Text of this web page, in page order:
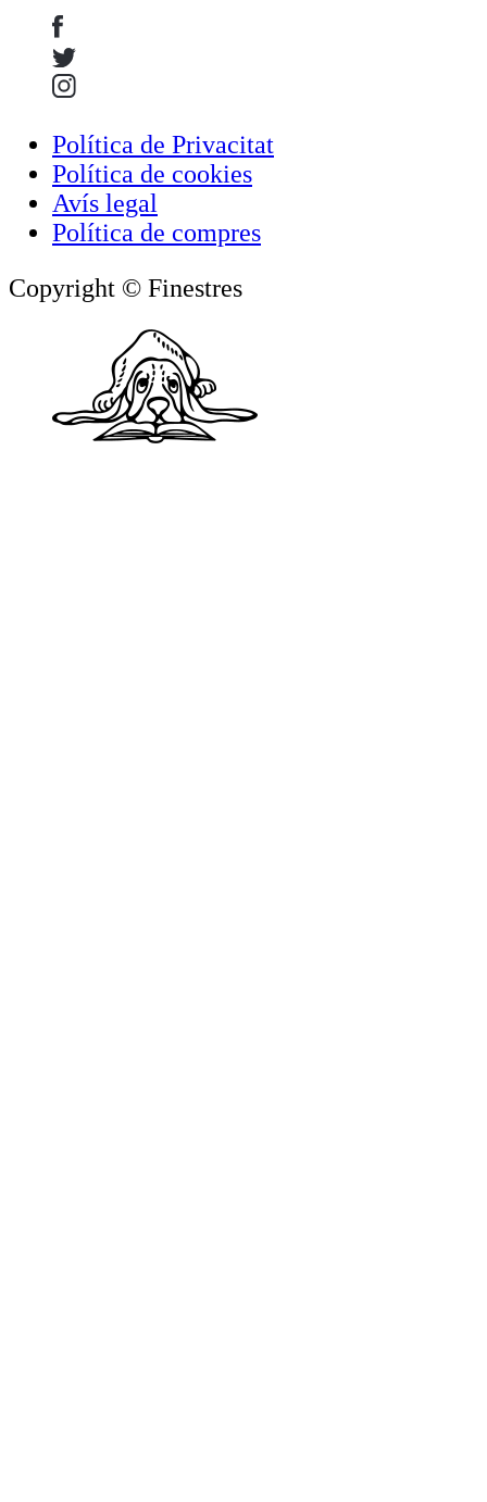
Política de Privacitat
Política de cookies
Avís legal
Política de compres
Copyright © Finestres